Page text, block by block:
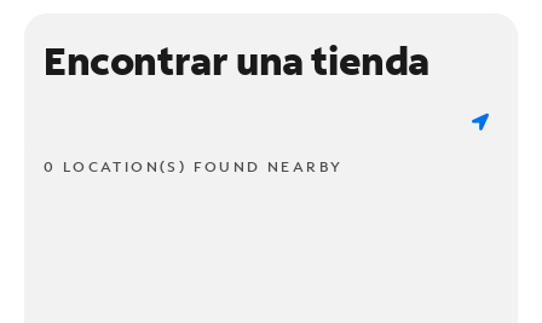
Encontrar una tienda
0 LOCATION(S) FOUND NEARBY